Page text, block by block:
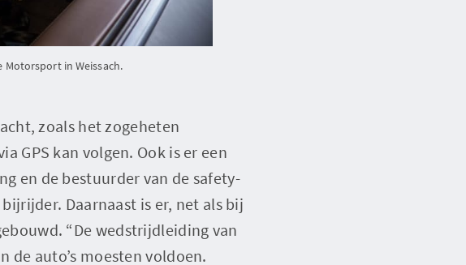
Motorsport in Weissach.
zoals het zogeheten
GPS kan volgen. Ook is er een
en de bestuurder van de safety-
Daarnaast is er, net als bij
“De wedstrijdleiding van
de auto’s moesten voldoen.